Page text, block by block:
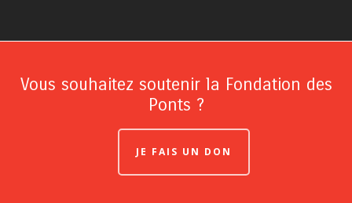
Vous souhaitez soutenir la Fondation des
Ponts ?
JE FAIS UN DON